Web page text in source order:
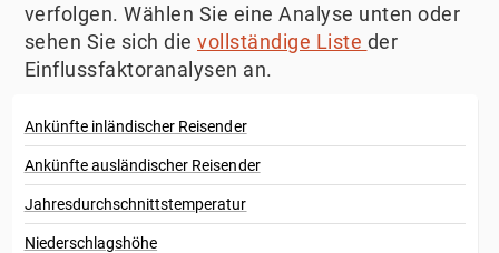
verfolgen. Wählen Sie eine Analyse unten oder
sehen Sie sich die vollständige Liste der
Einflussfaktoranalysen an.
Ankünfte inländischer Reisender
Ankünfte ausländischer Reisender
Jahresdurchschnittstemperatur
Niederschlagshöhe